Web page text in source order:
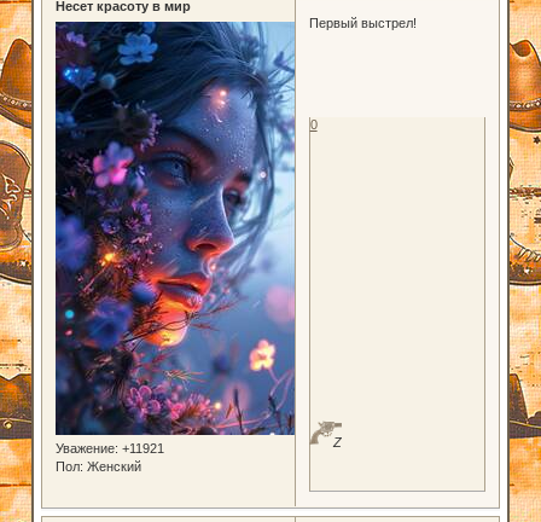
Несет красоту в мир
Уважение: +11921
Пол: Женский
Первый выстрел!
Z
0